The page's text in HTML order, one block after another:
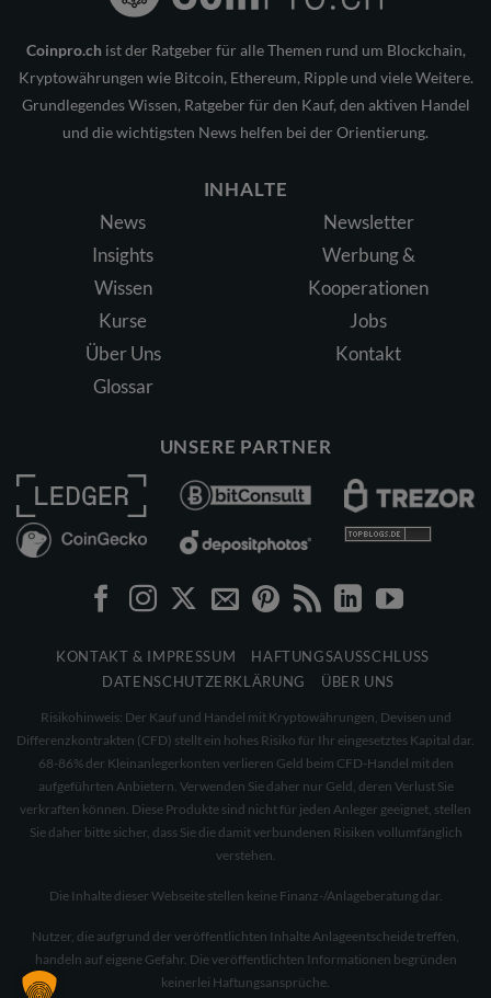
Coinpro.ch ist der Ratgeber für alle Themen rund um Blockchain,
Kryptowährungen wie Bitcoin, Ethereum, Ripple und viele Weitere.
Grundlegendes Wissen, Ratgeber für den Kauf, den aktiven Handel
und die wichtigsten News helfen bei der Orientierung.
INHALTE
News
Insights
Wissen
Kurse
Über Uns
Glossar
Newsletter
Werbung &
Kooperationen
Jobs
Kontakt
UNSERE PARTNER
KONTAKT & IMPRESSUM
HAFTUNGSAUSSCHLUSS
DATENSCHUTZERKLÄRUNG
ÜBER UNS
Risikohinweis: Der Kauf und Handel mit Kryptowährungen, Devisen und
Differenzkontrakten (CFD) stellt ein hohes Risiko für Ihr eingesetztes Kapital dar.
68-86% der Kleinanlegerkonten verlieren Geld beim CFD-Handel mit den
aufgeführten Anbietern. Verwenden Sie daher nur Geld, deren Verlust Sie
verkraften können. Diese Produkte sind nicht für jeden Anleger geeignet, stellen
Sie daher bitte sicher, dass Sie die damit verbundenen Risiken vollumfänglich
verstehen.
Die Inhalte dieser Webseite stellen keine Finanz-/Anlageberatung dar.
Nutzer, die aufgrund der veröffentlichten Inhalte Anlageentscheide treffen,
handeln auf eigene Gefahr. Die veröffentlichten Informationen begründen
keinerlei Haftungsansprüche.